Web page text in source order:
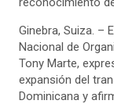
Ginebra, Suiza. –
Nacional de
Tony Marte,
expansión del
Dominicana y